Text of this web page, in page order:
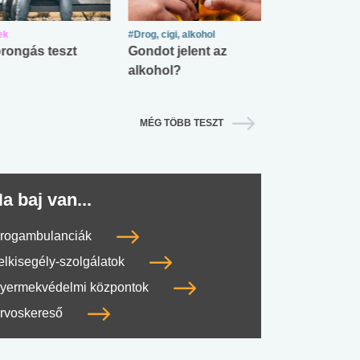
teszt
#Drog, cigi, alkohol
Gondot jelent az
alkohol?
MÉG TÖBB TESZT
baj van...
szolgálatok
központok